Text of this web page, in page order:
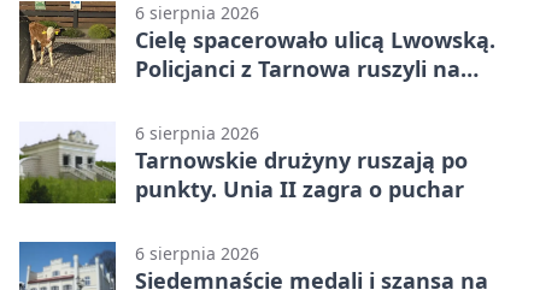
6 sierpnia 2026
Cielę spacerowało ulicą Lwowską.
Policjanci z Tarnowa ruszyli na
6 sierpnia 2026
Tarnowskie drużyny ruszają po
punkty. Unia II zagra o puchar
6 sierpnia 2026
Siedemnaście medali i szansa na